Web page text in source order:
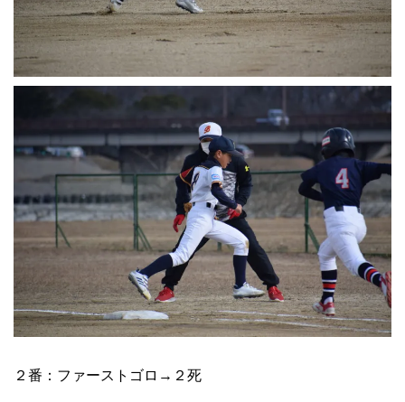
２番：ファーストゴロ→２死